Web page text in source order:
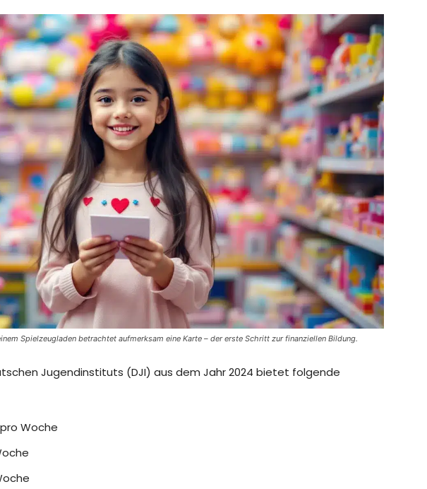
Spielzeugladen betrachtet aufmerksam eine Karte – der erste Schritt zur finanziellen Bildung.
Jugendinstituts (DJI) aus dem Jahr 2024 bietet folgende
pro Woche